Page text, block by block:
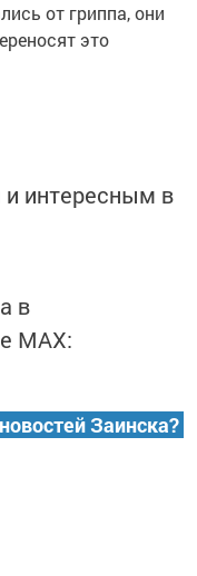
от гриппа, они
это
интересным в
в
MАХ:
Заинска?